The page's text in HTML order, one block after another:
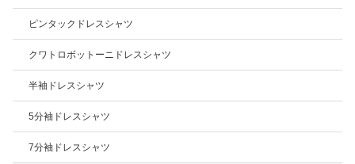
ピンタックドレスシャツ
クワトロボットーニドレスシャツ
半袖ドレスシャツ
5分袖ドレスシャツ
7分袖ドレスシャツ